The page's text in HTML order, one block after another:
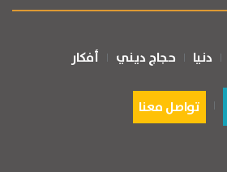
دنيا حجاج ديني أفكار
تواصل معنا